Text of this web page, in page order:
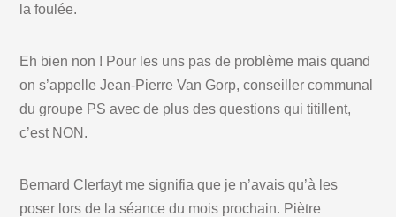
la foulée.
Eh bien non ! Pour les uns pas de problème mais quand
on s’appelle Jean-Pierre Van Gorp, conseiller communal
du groupe PS avec de plus des questions qui titillent,
c’est NON.
Bernard Clerfayt me signifia que je n’avais qu’à les
poser lors de la séance du mois prochain. Piètre